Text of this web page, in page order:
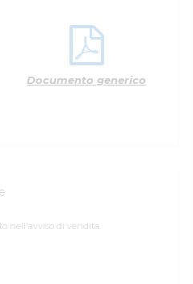
Documento generico
nell'avviso di vendita.